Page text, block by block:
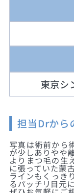
東京シ
担当Drから
写真は術前から
が少しありやや
よりまつ毛の生
に張っていた蒙
ラインもくっき
るパッチリ目元